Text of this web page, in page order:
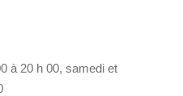
à 20 h 00, samedi et